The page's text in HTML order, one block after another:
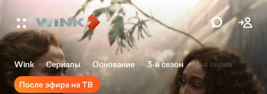
Wink Сериалы Основание 3-й сезон 1-я серия